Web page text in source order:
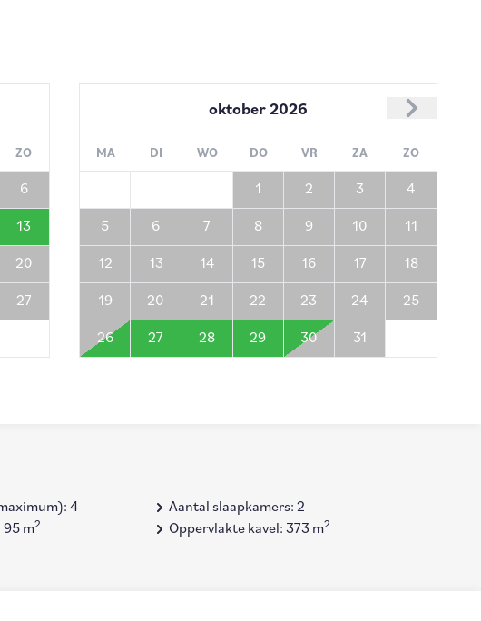
ZO
6
13
20
27
oktober 2026
MA DI WO DO VR ZA ZO
1 2 3 4
5 6 7 8 9 10 11
12 13 14 15 16 17 18
19 20 21 22 23 24 25
26 27 28 29 30 31
4
Aantal slaapkamers: 2
95 m2 Oppervlakte kavel: 373 m2